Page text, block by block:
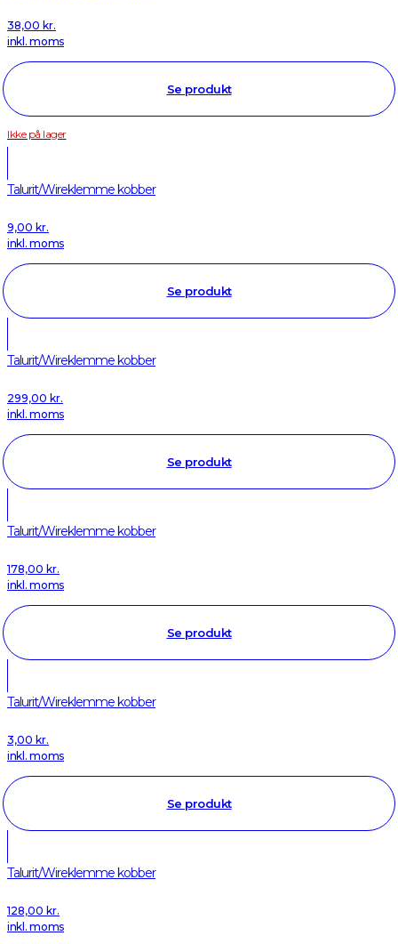
38,00 kr.
inkl. moms
Se produkt
Ikke på lager
Talurit/Wireklemme kobber
9,00 kr.
inkl. moms
Se produkt
Talurit/Wireklemme kobber
299,00 kr.
inkl. moms
Se produkt
Talurit/Wireklemme kobber
178,00 kr.
inkl. moms
Se produkt
Talurit/Wireklemme kobber
3,00 kr.
inkl. moms
Se produkt
Talurit/Wireklemme kobber
128,00 kr.
inkl. moms